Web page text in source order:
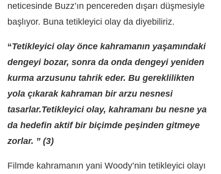
neticesinde Buzz’ın pencereden dışarı düşmesiyle
başlıyor. Buna tetikleyici olay da diyebiliriz.
“Tetikleyici olay önce kahramanın yaşamındaki
dengeyi bozar, sonra da onda dengeyi yeniden
kurma arzusunu tahrik eder. Bu gereklilikten
yola çıkarak kahraman bir arzu nesnesi
tasarlar.Tetikleyici olay, kahramanı bu nesne ya
da hedefin aktif bir biçimde peşinden gitmeye
zorlar. ” (3)
Filmde kahramanın yani Woody’nin tetikleyici olayı